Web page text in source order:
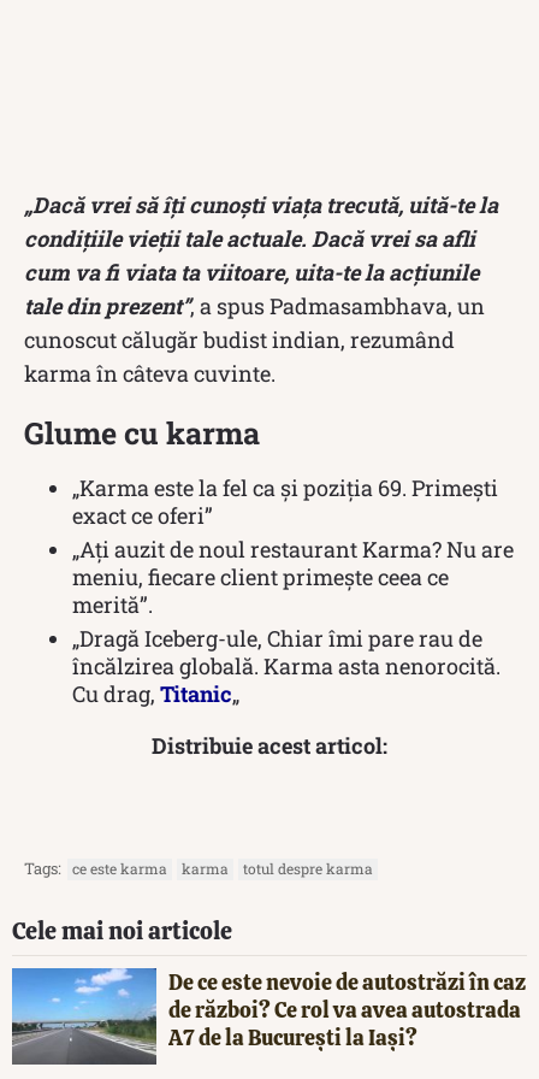
„Dacă vrei să îți cunoști viața trecută, uită-te la
condițiile vieții tale actuale. Dacă vrei sa afli
cum va fi viata ta viitoare, uita-te la acțiunile
tale din prezent”, a spus Padmasambhava, un
cunoscut călugăr budist indian, rezumând
karma în câteva cuvinte.
Glume cu karma
„Karma este la fel ca și poziția 69. Primești
exact ce oferi”
„Ați auzit de noul restaurant Karma? Nu are
meniu, fiecare client primește ceea ce
merită”.
„Dragă Iceberg-ule, Chiar îmi pare rau de
încălzirea globală. Karma asta nenorocită.
Cu drag, Titanic„
Distribuie acest articol:
Tags: ce este karma karma totul despre karma
Cele mai noi articole
De ce este nevoie de autostrăzi în caz
de război? Ce rol va avea autostrada
A7 de la București la Iași?